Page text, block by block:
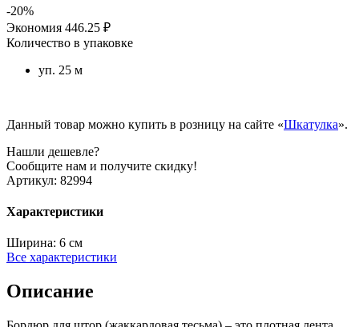
-20%
Экономия 446.25 ₽
Количество в упаковке
уп. 25 м
Данный товар можно купить в розницу на сайте «Шкатулка».
Нашли дешевле?
Сообщите нам и получите скидку!
Артикул: 82994
Характеристики
Ширина: 6 см
Все характеристики
Описание